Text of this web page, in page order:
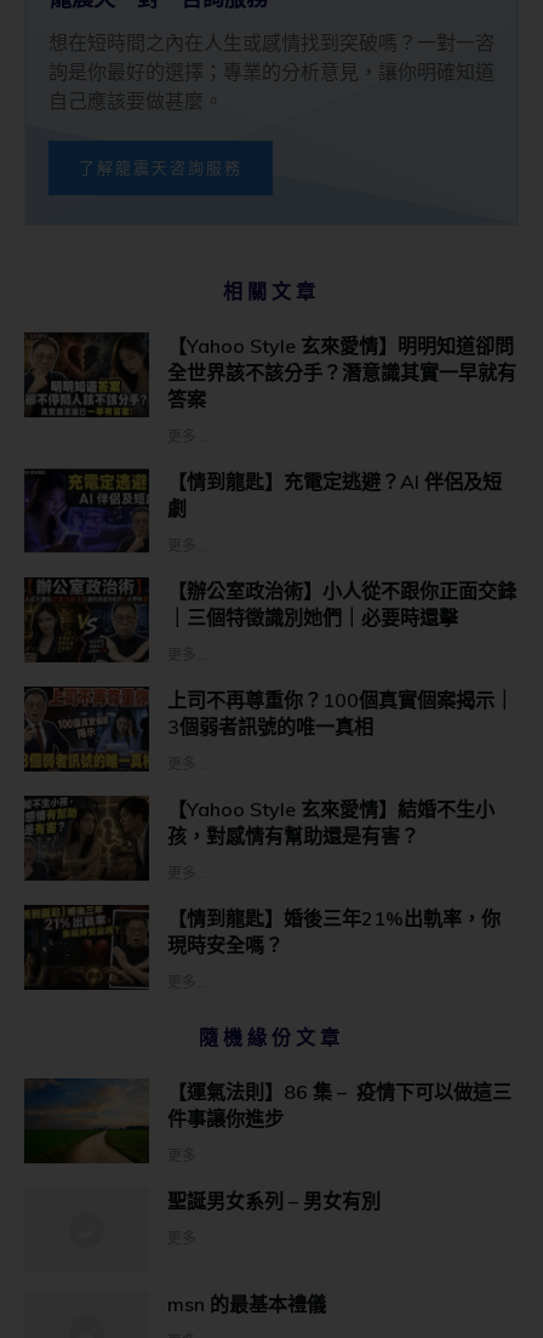
想在短時間之內在人生或感情找到突破嗎？一對一咨
詢是你最好的選擇；專業的分析意見，讓你明確知道
自己應該要做甚麼。
了解龍震天咨詢服務
相關文章
【Yahoo Style 玄來愛情】明明知道卻問
全世界該不該分手？潛意識其實一早就有
答案
【情到龍匙】充電定逃避？AI 伴侶及短
劇
【辦公室政治術】小人從不跟你正面交鋒
｜三個特徵識別她們｜必要時還擊
上司不再尊重你？100個真實個案揭示｜
3個弱者訊號的唯一真相
【Yahoo Style 玄來愛情】結婚不生小
孩，對感情有幫助還是有害？
【情到龍匙】婚後三年21%出軌率，你
現時安全嗎？
隨機緣份文章
【運氣法則】86 集 – 疫情下可以做這三
件事讓你進步
聖誕男女系列 – 男女有別
msn 的最基本禮儀